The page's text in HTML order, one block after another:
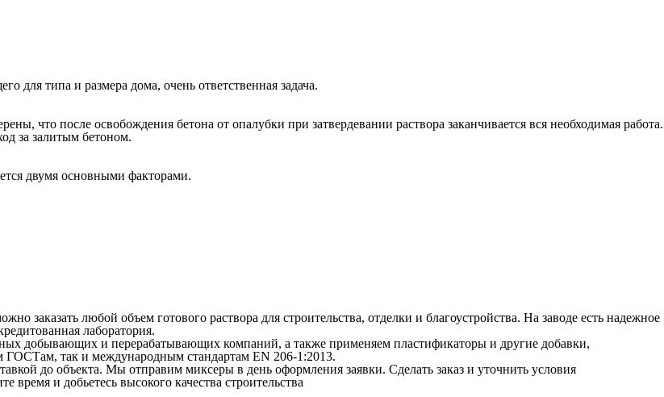
для типа и размера дома, очень ответственная задача.
что после освобождения бетона от опалубки при затвердевании раствора заканчивается вся необходимая работа.
за залитым бетоном.
двумя основными факторами.
заказать любой объем готового раствора для строительства, отделки и благоустройства. На заводе есть надежное
лаборатория.
добывающих и перерабатывающих компаний, а также применяем пластификаторы и другие добавки,
ГОСТам, так и международным стандартам EN 206-1:2013.
до объекта. Мы отправим миксеры в день оформления заявки. Сделать заказ и уточнить условия
время и добьетесь высокого качества строительства